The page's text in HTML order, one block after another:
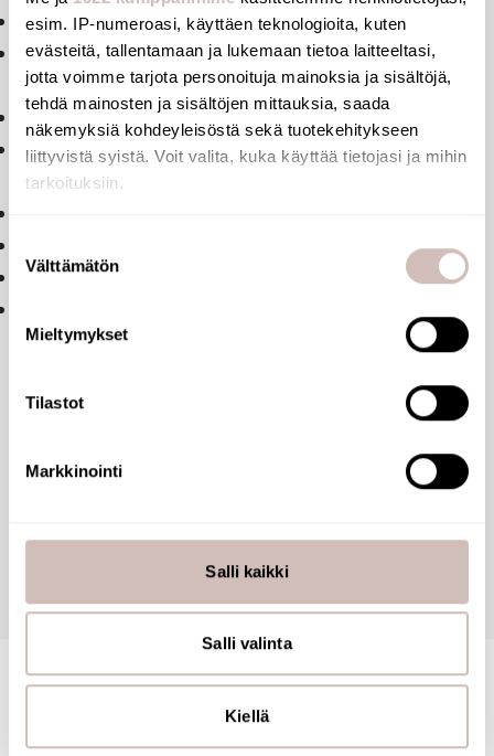
esim. IP-numeroasi, käyttäen teknologioita, kuten
evästeitä, tallentamaan ja lukemaan tietoa laitteeltasi,
jotta voimme tarjota personoituja mainoksia ja sisältöjä,
tehdä mainosten ja sisältöjen mittauksia, saada
näkemyksiä kohdeyleisöstä sekä tuotekehitykseen
liittyvistä syistä. Voit valita, kuka käyttää tietojasi ja mihin
tarkoituksiin.
Kerätä tietoja maantieteellisestä sijainnistasi,
Tunnistaa laitteesi skannaamalla sen ominaispiirteitä
aktiivisesti (sormenjäljen muodostaminen)
voit määrittää asetuksesi
. Voit muuttaa
räätälöimiseen, sosiaalisen median ominaisuuksien
tukemiseen ja kävijämäärämme analysoimiseen. Lisäksi
alan kumppaneillemme tietoja siitä, miten käytät
sivustoamme. Kumppanimme voivat yhdistää näitä
tietoja muihin tietoihin, joita olet antanut heille tai joita on
valinta
Välttämätön
Mieltymykset
Tilastot
Markkinointi
Salli kaikki
Salli valinta
Kiellä
Supplied with stainless steel screws for concrete walls.
Tested to over 200kg. Maximum recommended user
weight: 135kg.
CE marked.
Advantages
40mm gap between bar and wall: minimal space.